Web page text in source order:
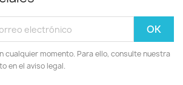
cualquier momento. Para ello, consulte nuestra
en el aviso legal.